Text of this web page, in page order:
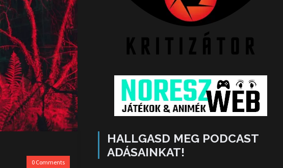
0 Comments
HALLGASD MEG PODCAST
ADÁSAINKAT!